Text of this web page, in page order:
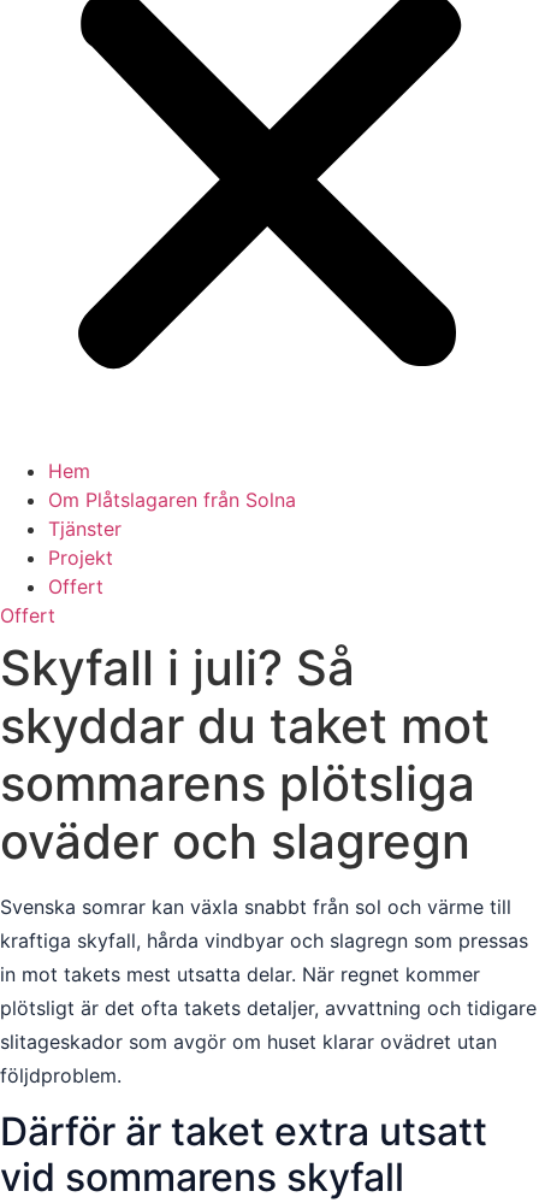
Hem
Om Plåtslagaren från Solna
Tjänster
Projekt
Offert
Offert
Skyfall i juli? Så
skyddar du taket mot
sommarens plötsliga
oväder och slagregn
Svenska somrar kan växla snabbt från sol och värme till
kraftiga skyfall, hårda vindbyar och slagregn som pressas
in mot takets mest utsatta delar. När regnet kommer
plötsligt är det ofta takets detaljer, avvattning och tidigare
slitageskador som avgör om huset klarar ovädret utan
följdproblem.
Därför är taket extra utsatt
vid sommarens skyfall